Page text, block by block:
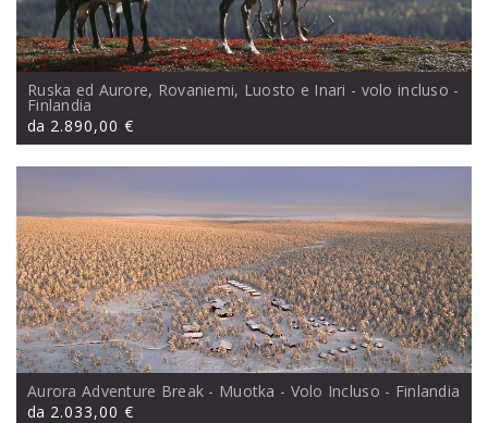
Ruska ed Aurore, Rovaniemi, Luosto e Inari - volo incluso -
Finlandia
da 2.890,00 €
Aurora Adventure Break - Muotka - Volo Incluso - Finlandia
da 2.033,00 €